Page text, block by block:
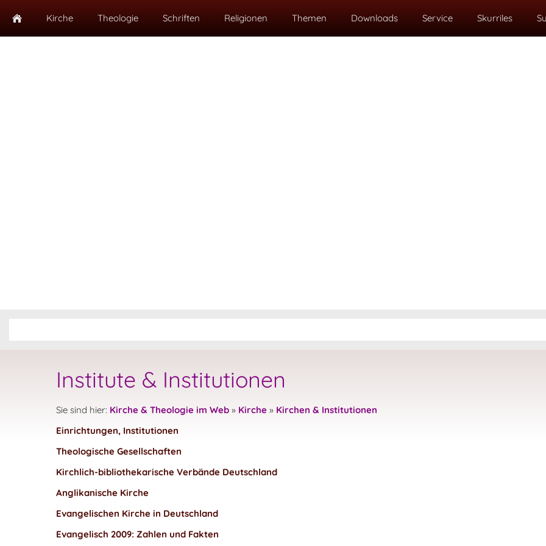
Kirche Theologie Schriften Religionen Themen Downloads Service Skurriles
Institute & Institutionen
Sie sind hier: Kirche & Theologie im Web » Kirche » Kirchen & Institutionen
Einrichtungen, Institutionen
Theologische Gesellschaften
Kirchlich-bibliothekarische Verbände Deutschland
Anglikanische Kirche
Evangelischen Kirche in Deutschland
Evangelisch 2009: Zahlen und Fakten